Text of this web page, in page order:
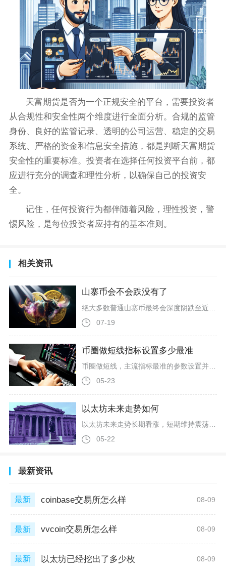
天富期货是否为一个正规安全的平台，需要投资者
从合规性和安全性两个维度进行全面分析。合规的监管
身份、良好的监管记录、透明的公司运营、稳定的交易
系统、严格的资金和信息安全措施，都是判断天富期货
安全性的重要标准。投资者在选择任何投资平台前，都
应进行充分的调查和理性分析，以确保自己的投资安
全。
记住，任何投资行为都伴随着风险，理性投资，警
惕风险，是每位投资者应持有的基本准则。
相关资讯
山寨币会不会跌没有了
07-19
币圈做短线指标设置多少最准
05-23
以太坊未来走势如何
05-22
最新资讯
最新 coinbase交易所怎么样 08-09
最新 vvcoin交易所怎么样 08-09
最新 以太坊已经挖出了多少枚 08-09